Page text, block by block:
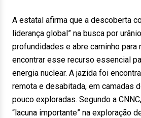
A estatal afirma que a descoberta
liderança global” na busca por
profundidades e abre caminho para
encontrar esse recurso essencial
energia nuclear. A jazida foi
remota e desabitada, em camadas
pouco exploradas. Segundo a
“lacuna importante” na exploração